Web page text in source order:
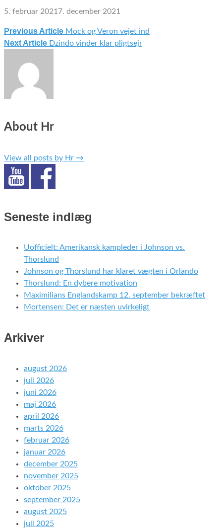
5. februar 2021 7. december 2021
Indlægsnavigation
Previous Article Mock og Veron vejet ind
Next Article Dzindo vinder klar pligtsejr
About Hr
View all posts by Hr →
Seneste indlæg
Uofficielt: Amerikansk kampleder i Johnson vs.
Thorslund
Johnson og Thorslund har klaret vægten i Orlando
Thorslund: En dybere motivation
Maximilians Englandskamp 12. september bekræftet
Mortensen: Det er næsten uvirkeligt
Arkiver
august 2026
juli 2026
juni 2026
maj 2026
april 2026
marts 2026
februar 2026
januar 2026
december 2025
november 2025
oktober 2025
september 2025
august 2025
juli 2025